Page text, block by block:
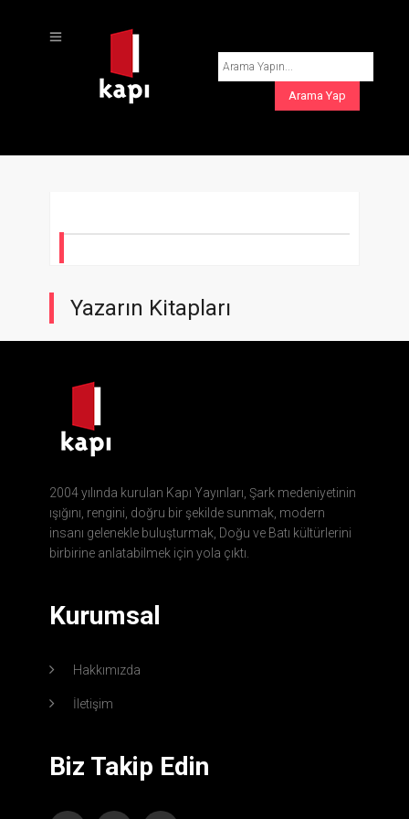
Yazarın Kitapları
2004 yılında kurulan Kapı Yayınları, Şark medeniyetinin
ışığını, rengini, doğru bir şekilde sunmak, modern
insanı gelenekle buluşturmak, Doğu ve Batı kültürlerini
birbirine anlatabilmek için yola çıktı.
Kurumsal
Hakkımızda
İletişim
Biz Takip Edin